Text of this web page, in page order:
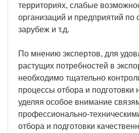
территориях, слабые
организаций и предприятий по
зарубеж и т.д.
По мнению экспертов, для
растущих потребностей в
необходимо тщательно
процессы отбора и подготовки
уделяя особое внимание
профессионально-
отбора и подготовки